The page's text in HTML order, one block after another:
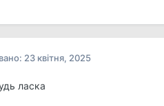
23 квітня, 2025
ласка